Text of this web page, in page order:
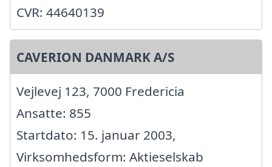
CVR: 44640139
CAVERION DANMARK A/S
Vejlevej 123, 7000 Fredericia
Ansatte: 855
Startdato: 15. januar 2003,
Virksomhedsform: Aktieselskab